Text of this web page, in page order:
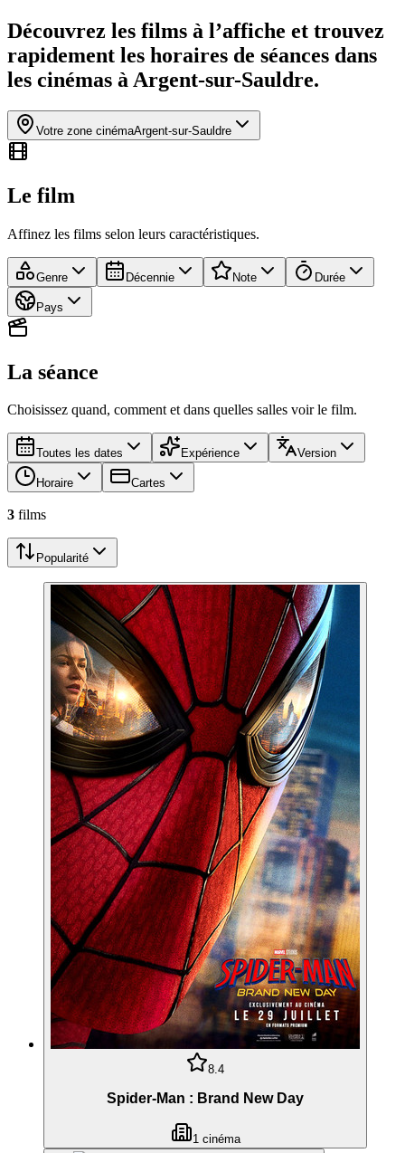
Découvrez les films à l’affiche et trouvez
rapidement les horaires de séances dans
les cinémas à Argent-sur-Sauldre.
Votre zone cinémaArgent-sur-Sauldre
Le film
Affinez les films selon leurs caractéristiques.
Genre Décennie Note Durée
Pays
La séance
Choisissez quand, comment et dans quelles salles voir le film.
Toutes les dates Expérience Version
Horaire Cartes
3 films
Popularité
8.4
Spider-Man : Brand New Day
1 cinéma